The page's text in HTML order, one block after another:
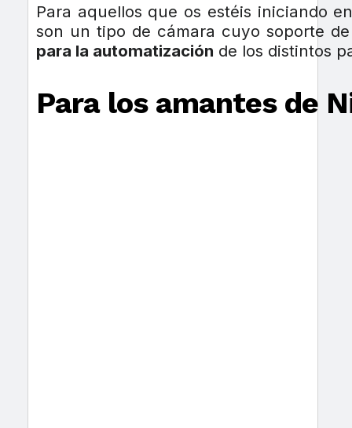
Para aquellos que os estéis iniciando
son un tipo de cámara cuyo soporte
para la automatización de los distintos
Para los amantes de